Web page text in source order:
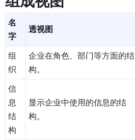
名
字
透视图
组
织
企业在角色、部门等方面的结
构。
信
息
结
构
显示企业中使用的信息的结
构。